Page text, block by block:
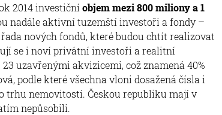
2014 investiční objem mezi 800 miliony a 1
nadále aktivní tuzemští investoři a fondy –
nových fondů, které budou chtít realizovat
se i noví privátní investoři a realitní
uzavřenými akvizicemi, což znamená 40%
podle které všechna vloni dosažená čísla i
trhu nemovitostí. Českou republiku mají v
nepůsobili.